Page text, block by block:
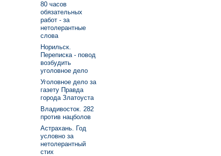
80 часов
обязательных
работ - за
нетолерантные
слова
Норильск.
Переписка - повод
возбудить
уголовное дело
Уголовное дело за
газету Правда
города Златоуста
Владивосток. 282
против нацболов
Астрахань. Год
условно за
нетолерантный
стих